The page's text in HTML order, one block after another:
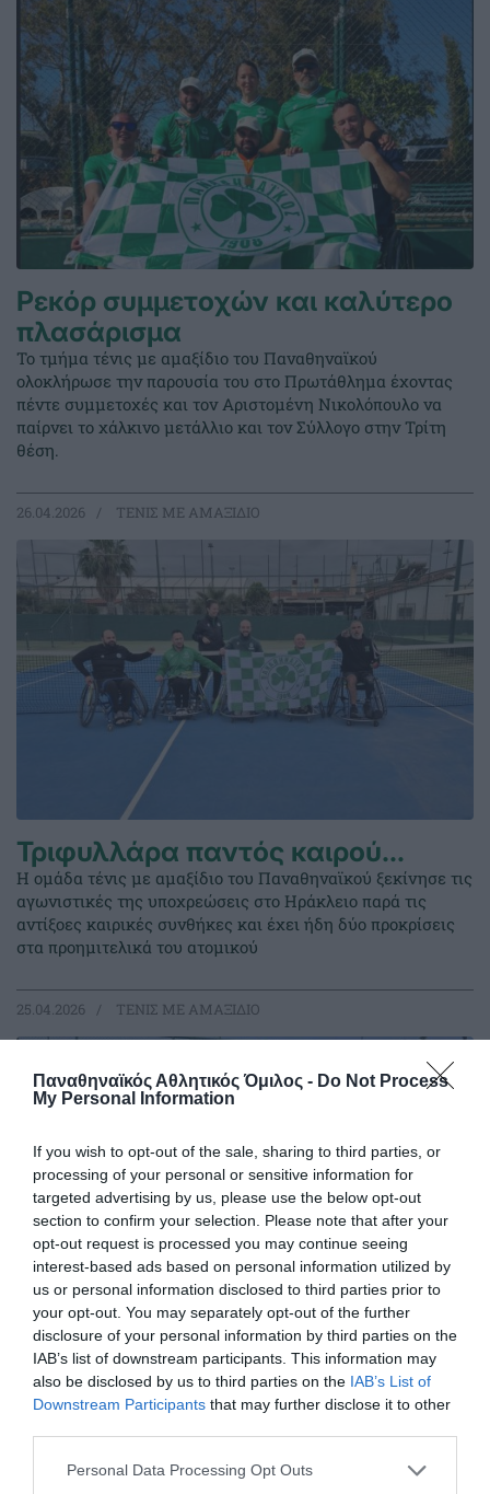
Παναθηναϊκός Αθλητικός Όμιλος - Do Not Process
My Personal Information
If you wish to opt-out of the sale, sharing to third parties, or
processing of your personal or sensitive information for
targeted advertising by us, please use the below opt-out
section to confirm your selection. Please note that after your
opt-out request is processed you may continue seeing
interest-based ads based on personal information utilized by
us or personal information disclosed to third parties prior to
your opt-out. You may separately opt-out of the further
disclosure of your personal information by third parties on the
IAB’s list of downstream participants. This information may
also be disclosed by us to third parties on the IAB’s List of
Downstream Participants that may further disclose it to other
Please note that this website/app uses one or more Google
Personal Data Processing Opt Outs
Ρεκόρ συμμετοχών και καλύτερο
πλασάρισμα
Το τμήμα τένις με αμαξίδιο του Παναθηναϊκού
ολοκλήρωσε την παρουσία του στο Πρωτάθλημα έχοντας
πέντε συμμετοχές και τον Αριστομένη Νικολόπουλο να
παίρνει το χάλκινο μετάλλιο και τον Σύλλογο στην Τρίτη
θέση.
26.04.2026 ΤΕΝΙΣ ΜΕ ΑΜΑΞΙΔΙΟ
Τριφυλλάρα παντός καιρού…
Η ομάδα τένις με αμαξίδιο του Παναθηναϊκού ξεκίνησε τις
αγωνιστικές της υποχρεώσεις στο Ηράκλειο παρά τις
αντίξοες καιρικές συνθήκες και έχει ήδη δύο προκρίσεις
στα προημιτελικά του ατομικού
25.04.2026 ΤΕΝΙΣ ΜΕ ΑΜΑΞΙΔΙΟ
Μαχητικός με ψυχή ο Γαστεράτος
Ολοκλήρωσε την παρουσία του στο Πανελλήνιο
πρωτάθλημα τένις με αμαξίδιο ο Νίκος Γαστεράτος και
θέση στο διπλό.